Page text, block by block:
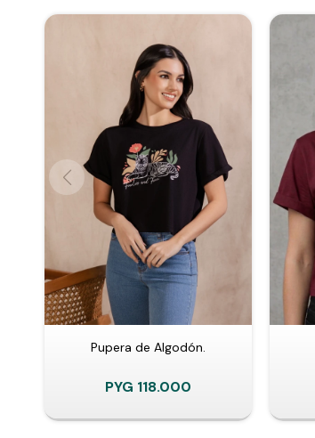
Pupera de Algodón.
PYG 118.000